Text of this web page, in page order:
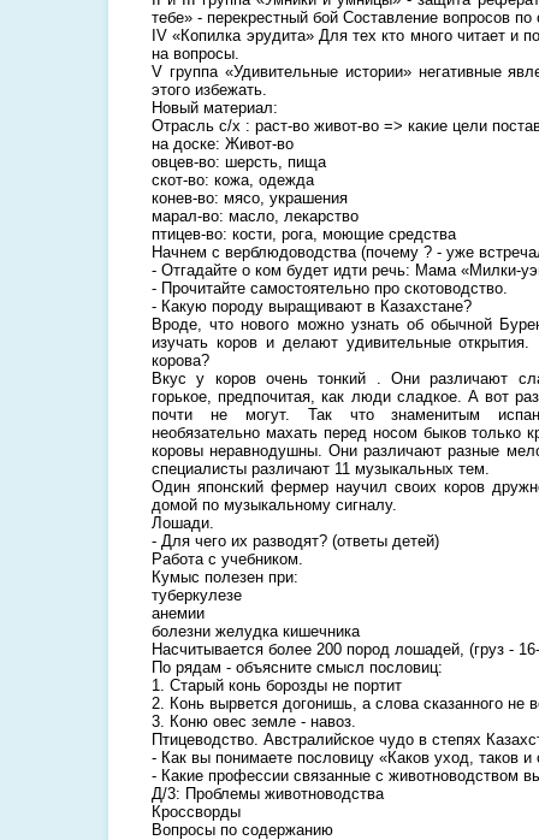
тебе» - перекрестный бой Составление вопросов
IV «Копилка эрудита» Для тех кто много читает и
на вопросы.
V группа «Удивительные истории» негативные
этого избежать.
Новый материал:
Отрасль с/х : раст-во живот-во => какие цели
на доске: Живот-во
овцев-во: шерсть, пища
скот-во: кожа, одежда
конев-во: мясо, украшения
марал-во: масло, лекарство
птицев-во: кости, рога, моющие средства
Начнем с верблюдоводства (почему ? - уже
- Отгадайте о ком будет идти речь: Мама «Милки-
- Прочитайте самостоятельно про скотоводство.
- Какую породу выращивают в Казахстане?
Вроде, что нового можно узнать об обычной
изучать коров и делают удивительные
корова?
Вкус у коров очень тонкий . Они различают
горькое, предпочитая, как люди сладкое. А вот
почти не могут. Так что знаменитым
необязательно махать перед носом быков
коровы неравнодушны. Они различают разные
специалисты различают 11 музыкальных тем.
Один японский фермер научил своих коров
домой по музыкальному сигналу.
Лошади.
- Для чего их разводят? (ответы детей)
Работа с учебником.
Кумыс полезен при:
туберкулезе
анемии
болезни желудка кишечника
Насчитывается более 200 пород лошадей, (груз -
По рядам - объясните смысл пословиц:
1. Старый конь борозды не портит
2. Конь вырвется догонишь, а слова сказанного не
3. Коню овес земле - навоз.
Птицеводство. Австралийское чудо в степях
- Как вы понимаете пословицу «Каков уход, таков и
- Какие профессии связанные с животноводством
Д/3: Проблемы животноводства
Кроссворды
Вопросы по содержанию